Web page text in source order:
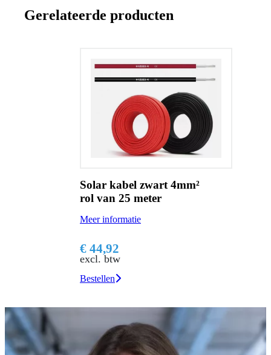
Gerelateerde producten
Solar kabel zwart 4mm²
rol van 25 meter
Meer informatie
€ 44,92
excl. btw
Bestellen